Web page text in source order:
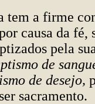
tem a firme
causa da fé,
pela
de
de desejo,
sacramento.